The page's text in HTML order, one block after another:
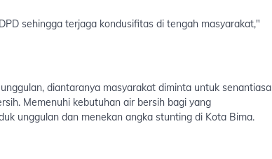
sehingga terjaga kondusifitas di tengah masyarakat,"
diantaranya masyarakat diminta untuk senantiasa
Memenuhi kebutuhan air bersih bagi yang
unggulan dan menekan angka stunting di Kota Bima.